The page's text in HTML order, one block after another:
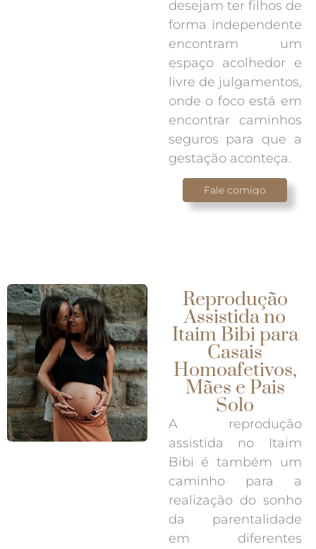
desejam ter filhos de
forma independente
encontram um
espaço acolhedor e
livre de julgamentos,
onde o foco está em
encontrar caminhos
seguros para que a
gestação aconteça.
Fale comigo
Reprodução
Assistida no
Itaim Bibi para
Casais
Homoafetivos,
Mães e Pais
Solo
A reprodução
assistida no Itaim
Bibi é também um
caminho para a
realização do sonho
da parentalidade
em diferentes